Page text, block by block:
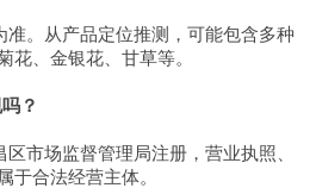
。从产品定位推测，可能包含多种
花、金银花、甘草等。
？
市场监督管理局注册，营业执照、
于合法经营主体。